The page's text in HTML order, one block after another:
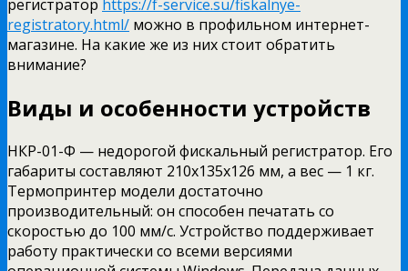
регистратор https://f-service.su/fiskalnye-
registratory.html/ можно в профильном интернет-
магазине. На какие же из них стоит обратить
внимание?
Виды и особенности устройств
НКР-01-Ф — недорогой фискальный регистратор. Его
габариты составляют 210х135х126 мм, а вес — 1 кг.
Термопринтер модели достаточно
производительный: он способен печатать со
скоростью до 100 мм/с. Устройство поддерживает
работу практически со всеми версиями